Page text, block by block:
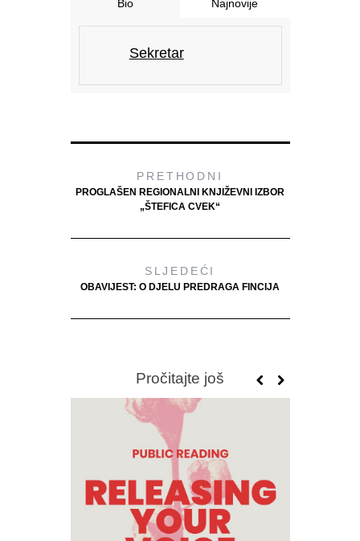
Bio Najnovije
Sekretar
PRETHODNI
PROGLAŠEN REGIONALNI KNJIŽEVNI IZBOR
„ŠTEFICA CVEK“
SLJEDEĆI
OBAVIJEST: O DJELU PREDRAGA FINCIJA
Pročitajte još